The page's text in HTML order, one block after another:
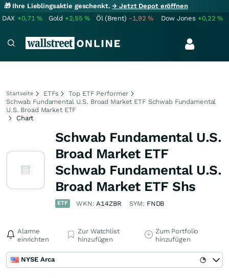
🎁 Ihre Lieblingsaktie geschenkt.→ Jetzt Depot eröffnen
DAX +0,71% Gold +2,55% Öl (Brent) -1,92% Dow Jones +0,22%
Startseite ETFs
Top ETF Performer
Schwab Fundamental U.S. Broad Market ETF Schwab Fundamental
U.S. Broad Market ETF
Chart
Schwab Fundamental U.S.
Broad Market ETF
Schwab Fundamental U.S.
Broad Market ETF Shs
ETF WKN:A14ZBR SYM: FNDB
Alarme
einrichten
Zur Watchlist
hinzufügen
Zum Portfolio
hinzufügen
NYSE Arca